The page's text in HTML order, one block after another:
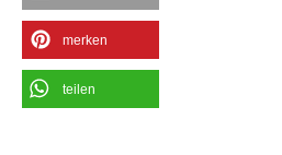
merken
teilen